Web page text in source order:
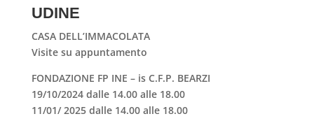
UDINE
CASA DELL’IMMACOLATA
Visite su appuntamento
FONDAZIONE FP INE – is C.F.P. BEARZI
19/10/2024 dalle 14.00 alle 18.00
11/01/ 2025 dalle 14.00 alle 18.00